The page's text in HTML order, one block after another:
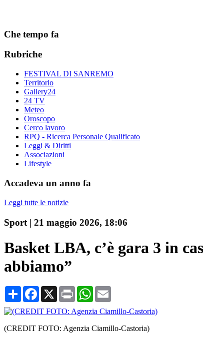
Che tempo fa
Rubriche
FESTIVAL DI SANREMO
Territorio
Gallery24
24 TV
Meteo
Oroscopo
Cerco lavoro
RPQ - Ricerca Personale Qualificato
Leggi & Diritti
Associazioni
Lifestyle
Accadeva un anno fa
Leggi tutte le notizie
Sport | 21 maggio 2026, 18:06
Basket LBA, c’è gara 3 in
abbiamo”
CondividiFacebook
X Print WhatsApp
(CREDIT FOTO: Agenzia Ciamillo-Castoria)